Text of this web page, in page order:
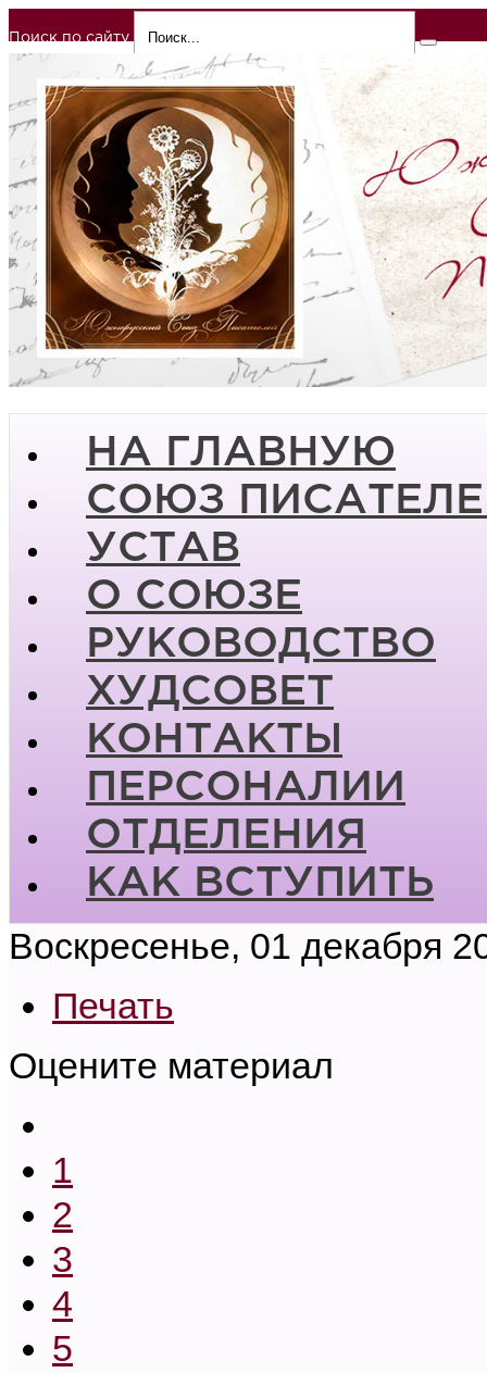
Поиск по сайту
НА ГЛАВНУЮ
СОЮЗ
УСТАВ
О СОЮЗЕ
РУКОВОДСТВО
ХУДСОВЕТ
КОНТАКТЫ
ПЕРСОНАЛИИ
ОТДЕЛЕНИЯ
КАК ВСТУПИТЬ
Воскресенье, 01 декабря
Печать
Оцените материал
1
2
3
4
5